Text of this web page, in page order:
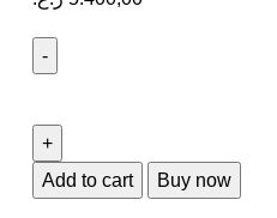
Add to cart Buy now